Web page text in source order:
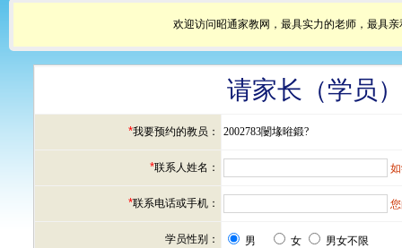
欢迎访问昭通家教网，最具实力的老师，最具
请家长（学员
*我要预约的教员： 2002783闄堟暀鍛?
*联系人姓名：
*联系电话或手机：
学员性别： 男 女 男女不限